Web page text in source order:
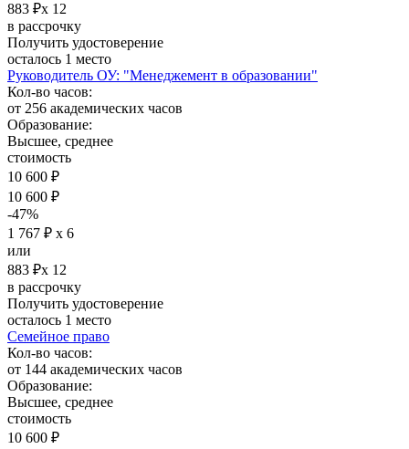
883 ₽х 12
в рассрочку
Получить удостоверение
осталось 1 место
Руководитель ОУ: "Менеджемент в образовании"
Кол-во часов:
от 256 академических часов
Образование:
Высшее, среднее
стоимость
10 600 ₽
10 600 ₽
-47%
1 767 ₽ х 6
или
883 ₽х 12
в рассрочку
Получить удостоверение
осталось 1 место
Семейное право
Кол-во часов:
от 144 академических часов
Образование:
Высшее, среднее
стоимость
10 600 ₽